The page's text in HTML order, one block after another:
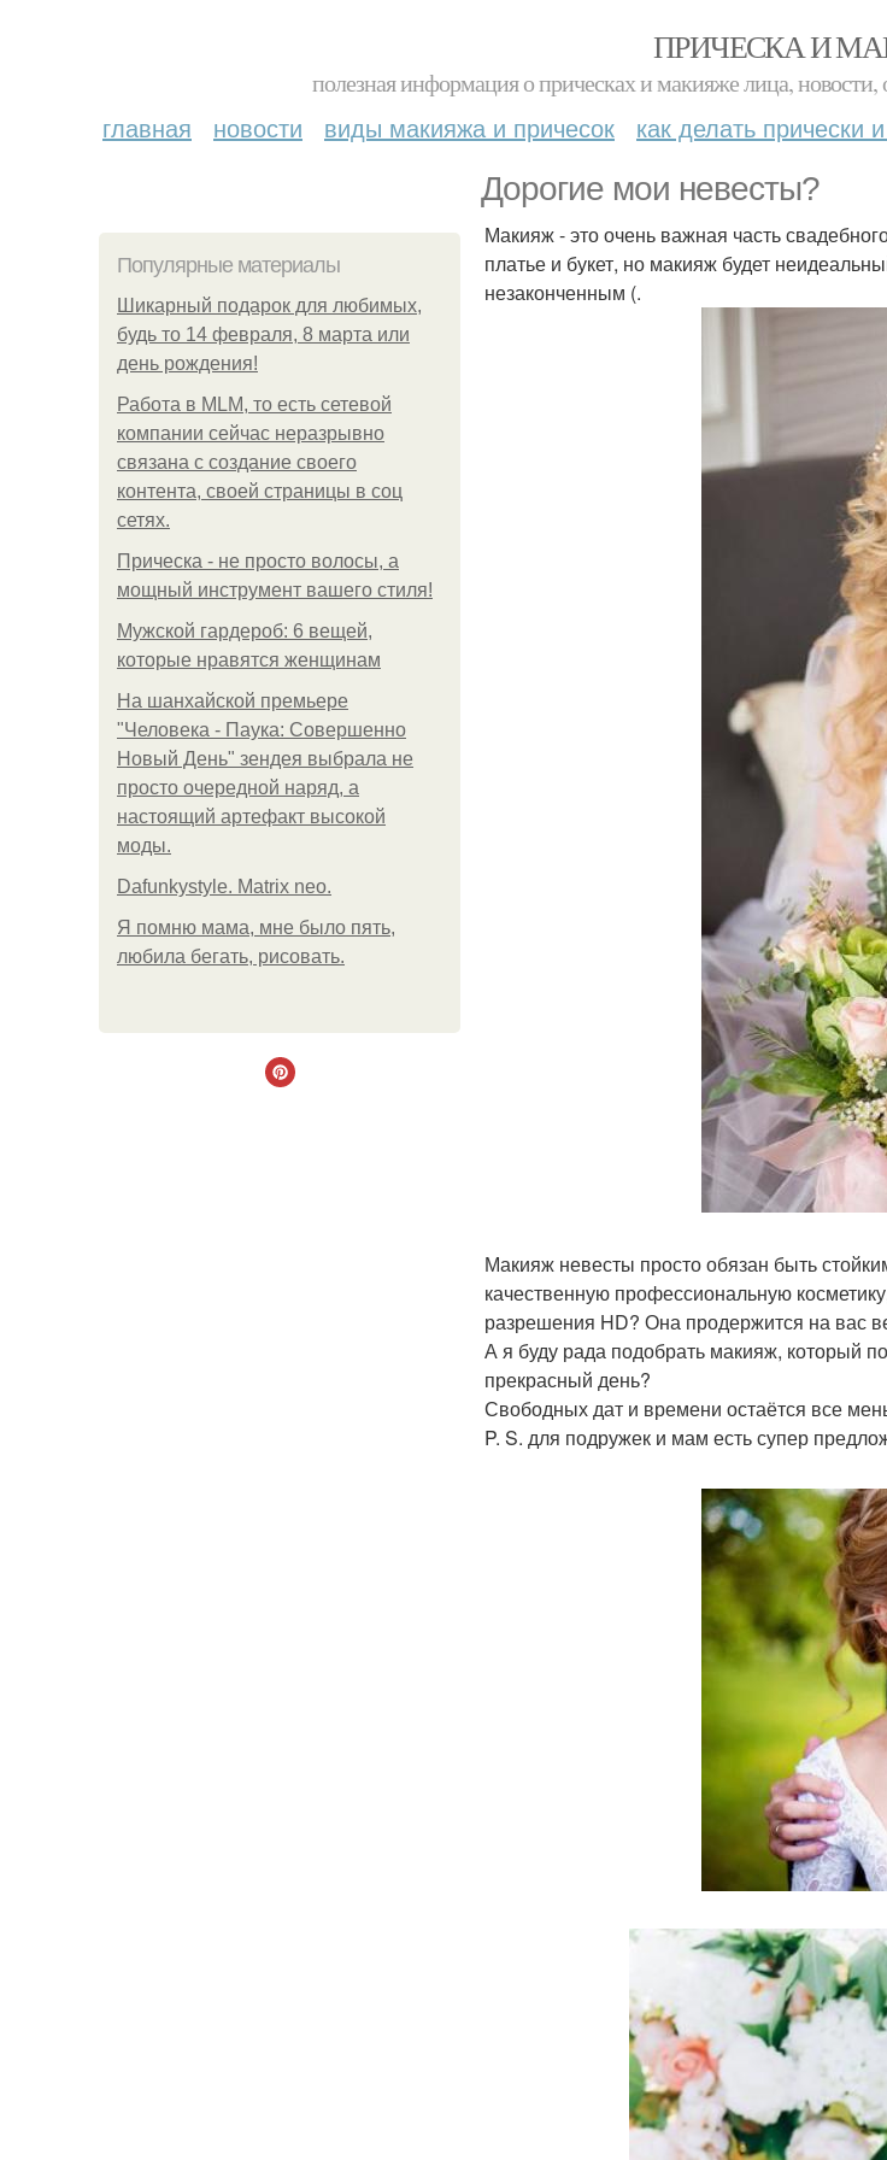
ПРИЧЕСКА И
полезная информация о прическах и макияже лица,
главная новости виды макияжа и причесок как делать прически
Дорогие мои невесты?
Популярные материалы
Шикарный подарок для любимых,
будь то 14 февраля, 8 марта или
день рождения!
Работа в MLM, то есть сетевой
компании сейчас неразрывно
связана с создание своего
контента, своей страницы в соц
сетях.
Прическа - не просто волосы, а
мощный инструмент вашего стиля!
Мужской гардероб: 6 вещей,
которые нравятся женщинам
На шанхайской премьере
"Человека - Паука: Совершенно
Новый День" зендея выбрала не
просто очередной наряд, а
настоящий артефакт высокой
моды.
Dafunkystyle. Matrix neo.
Я помню мама, мне было пять,
любила бегать, рисовать.
Макияж - это очень важная часть
платье и букет, но макияж будет
незаконченным (.
Макияж невесты просто обязан быть
качественную профессиональную
разрешения HD? Она продержится на вас
А я буду рада подобрать макияж, который
прекрасный день?
Свободных дат и времени остаётся все
P. S. для подружек и мам есть супер